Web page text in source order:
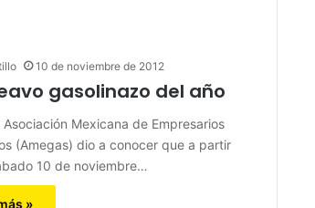
10 de noviembre de 2012
gasolinazo del año
Asociación Mexicana de Empresarios
(Amegas) dio a conocer que a partir
10 de noviembre…
»